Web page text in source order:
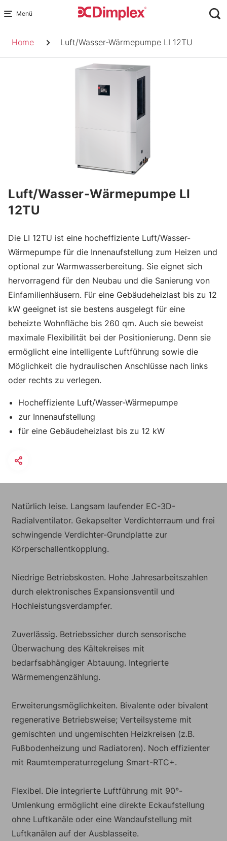
Pfadnavigation
Home Luft/Wasser-Wärmepumpe LI 12TU
Luft/Wasser-Wärmepumpe LI
12TU
Die LI 12TU ist eine hocheffiziente Luft/Wasser-
Wärmepumpe für die Innenaufstellung zum Heizen und
optional zur Warmwasserbereitung. Sie eignet sich
hervorragend für den Neubau und die Sanierung von
Einfamilienhäusern. Für eine Gebäudeheizlast bis zu 12
kW geeignet ist sie bestens ausgelegt für eine
beheizte Wohnfläche bis 260 qm. Auch sie beweist
maximale Flexibilität bei der Positionierung. Denn sie
ermöglicht eine intelligente Luftführung sowie die
Möglichkeit die hydraulischen Anschlüsse nach links
oder rechts zu verlegen.
Hocheffiziente Luft/Wasser-Wärmepumpe
zur Innenaufstellung
für eine Gebäudeheizlast bis zu 12 kW
Natürlich leise. Langsam laufender EC-3D-
Radialventilator. Gekapselter Verdichterraum und frei
schwingende Verdichter-Grundplatte zur
Körperschallentkopplung.
Niedrige Betriebskosten. Hohe Jahresarbeitszahlen
durch elektronisches Expansionsventil und
Hochleistungsverdampfer.
Zuverlässig. Betriebssicher durch sensorische
Überwachung des Kältekreises mit
bedarfsabhängiger Abtauung. Integrierte
Wärmemengenzählung.
Erweiterungsmöglichkeiten. Bivalente oder bivalent
regenerative Betriebsweise; Verteilsysteme mit
gemischten und ungemischten Heizkreisen (z.B.
Fußbodenheizung und Radiatoren). Noch effizienter
mit Raumtemperaturregelung Smart-RTC+.
Flexibel. Die integrierte Luftführung mit 90°-
Umlenkung ermöglicht eine direkte Eckaufstellung
ohne Luftkanäle oder eine Wandaufstellung mit
Luftkanälen auf der Ausblasseite.